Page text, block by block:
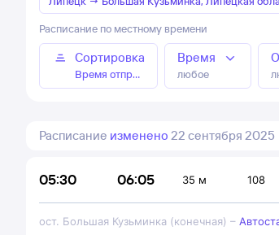
Расписание по местному времени
Сортировка
Время отправления
Время
любое
Расписание изменено 22 сентября 2025
05:30 06:05 35 м 108
ост. Большая Кузьминка (конечная) –